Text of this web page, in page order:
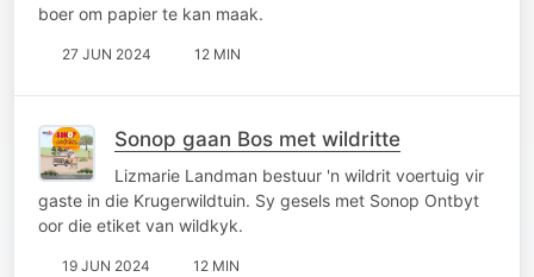
boer om papier te kan maak.
27 JUN 2024 12 MIN
Sonop gaan Bos met wildritte
Lizmarie Landman bestuur 'n wildrit voertuig vir
gaste in die Krugerwildtuin. Sy gesels met Sonop Ontbyt
oor die etiket van wildkyk.
19 JUN 2024 12 MIN